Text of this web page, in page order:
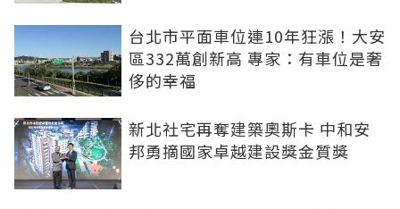
台北市平面車位連10年狂漲！大安
區332萬創新高 專家：有車位是奢
侈的幸福
新北社宅再奪建築奧斯卡 中和安
邦勇摘國家卓越建設獎金質獎